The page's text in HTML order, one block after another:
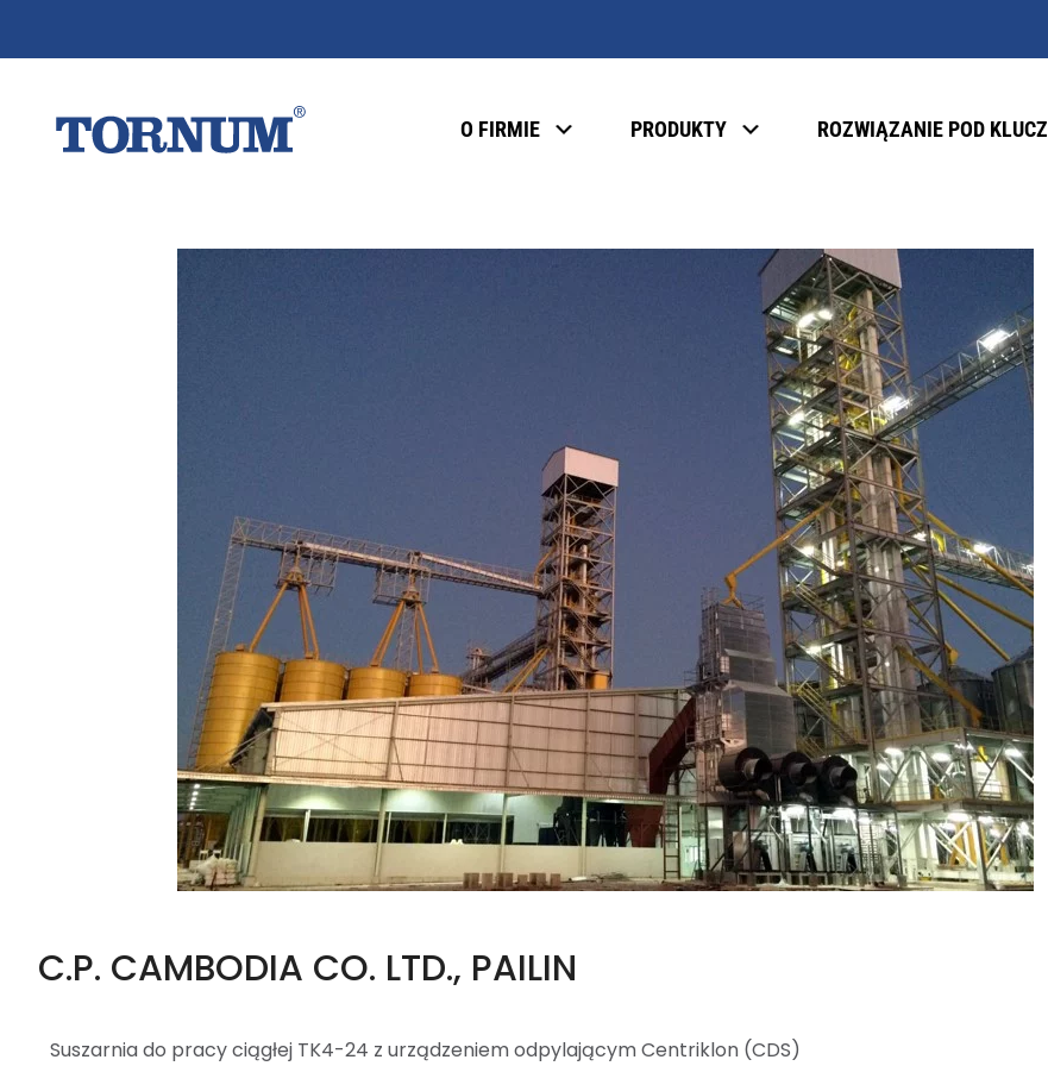
O FIRMIE PRODUKTY ROZWIĄZANIE POD KLUCZ
C.P. CAMBODIA CO. LTD., PAILIN
Suszarnia do pracy ciągłej TK4-24 z urządzeniem odpylającym Centriklon (CDS)